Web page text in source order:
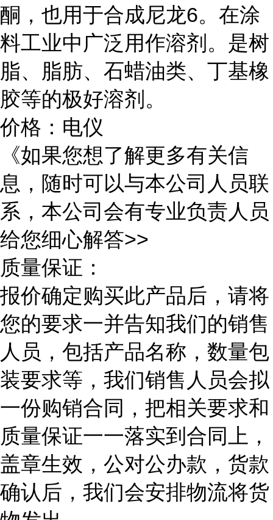
酮，也用于合成尼龙6。在涂
料工业中广泛用作溶剂。是树
脂、脂肪、石蜡油类、丁基橡
胶等的极好溶剂。
价格：电仪
《如果您想了解更多有关信
息，随时可以与本公司人员联
系，本公司会有专业负责人员
给您细心解答>>
质量保证：
报价确定购买此产品后，请将
您的要求一并告知我们的销售
人员，包括产品名称，数量包
装要求等，我们销售人员会拟
一份购销合同，把相关要求和
质量保证一一落实到合同上，
盖章生效，公对公办款，货款
确认后，我们会安排物流将货